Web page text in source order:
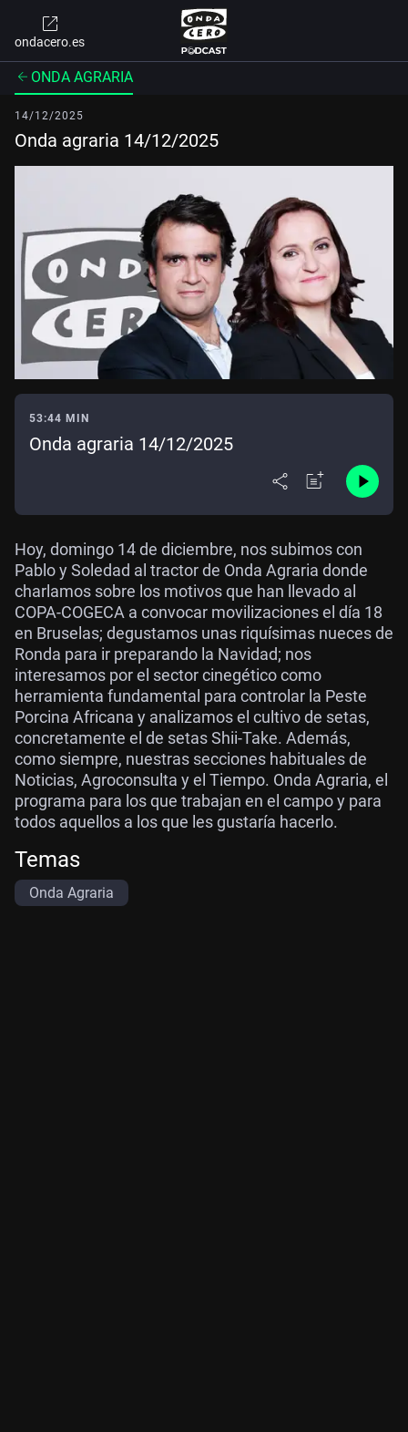
ondacero.es
ONDA AGRARIA
14/12/2025
Onda agraria 14/12/2025
53:44 MIN
Onda agraria 14/12/2025
Hoy, domingo 14 de diciembre, nos subimos con
Pablo y Soledad al tractor de Onda Agraria donde
charlamos sobre los motivos que han llevado al
COPA-COGECA a convocar movilizaciones el día 18
en Bruselas; degustamos unas riquísimas nueces de
Ronda para ir preparando la Navidad; nos
interesamos por el sector cinegético como
herramienta fundamental para controlar la Peste
Porcina Africana y analizamos el cultivo de setas,
concretamente el de setas Shii-Take. Además,
como siempre, nuestras secciones habituales de
Noticias, Agroconsulta y el Tiempo. Onda Agraria, el
programa para los que trabajan en el campo y para
todos aquellos a los que les gustaría hacerlo.
Temas
Onda Agraria